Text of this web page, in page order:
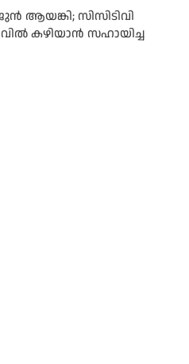
ആയങ്കി; സിസിടിവി
കഴിയാൻ സഹായിച്ച